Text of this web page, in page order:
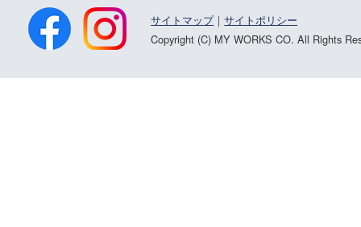
サイトマップ｜サイトポリシー
Copyright (C) MY WORKS CO. All Rights